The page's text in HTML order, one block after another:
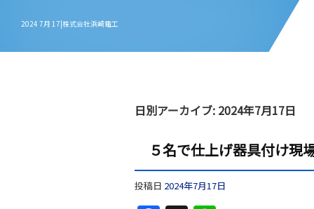
2024 7月 17|株式会社浜崎電工
日別アーカイブ: 2024年7月17日
５名で仕上げ器具付け現
投稿日 2024年7月17日